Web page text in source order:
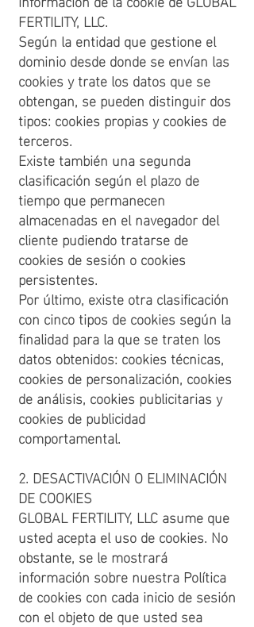
FERTILITY, LLC.
Según la entidad que gestione el
dominio desde donde se envían las
cookies y trate los datos que se
obtengan, se pueden distinguir dos
tipos: cookies propias y cookies de
terceros.
Existe también una segunda
clasificación según el plazo de
tiempo que permanecen
almacenadas en el navegador del
cliente pudiendo tratarse de
cookies de sesión o cookies
persistentes.
Por último, existe otra clasificación
con cinco tipos de cookies según la
finalidad para la que se traten los
datos obtenidos: cookies técnicas,
cookies de personalización, cookies
de análisis, cookies publicitarias y
cookies de publicidad
comportamental.
2. DESACTIVACIÓN O ELIMINACIÓN
DE COOKIES
GLOBAL FERTILITY, LLC asume que
usted acepta el uso de cookies. No
obstante, se le mostrará
información sobre nuestra Política
de cookies con cada inicio de sesión
con el objeto de que usted sea